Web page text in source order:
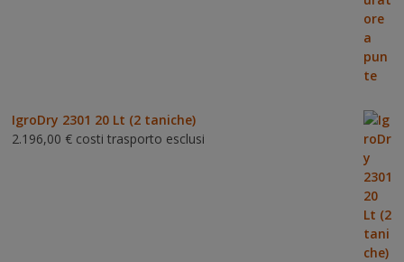
IgroDry 2301 20 Lt (2 taniche)
2.196,00 € costi trasporto esclusi